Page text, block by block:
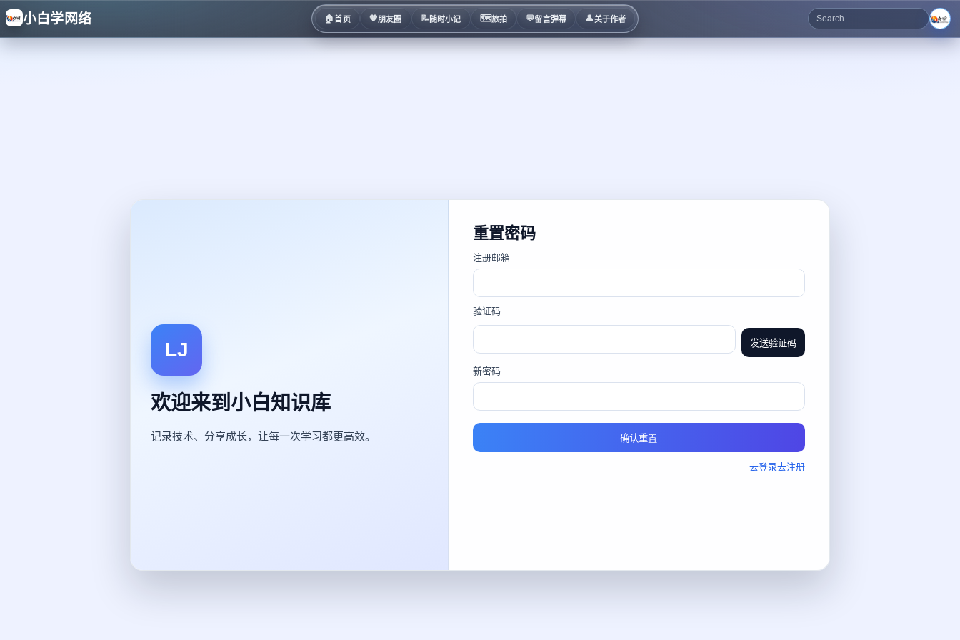
小白学网络 🏠首页 🧡朋友圈 📝 随时小记 🗺️旅拍 💬留言弹幕 👤关于作者
LJ
欢迎来到小白知识库
记录技术、分享成长，让每一次学习都更高效。
重置密码
注册邮箱
验证码
发送验证码
新密码
确认重置
去登录去注册